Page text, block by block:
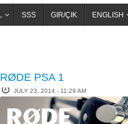
SSS GIR/ÇIK ENGLISH
RØDE PSA 1
JULY 23, 2014 - 11:29 AM